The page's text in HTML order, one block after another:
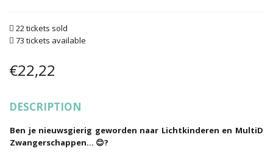
22 tickets sold
73 tickets available
€22,22
DESCRIPTION
Ben je nieuwsgierig geworden naar Lichtkinderen en MultiD
Zwangerschappen… 😊?